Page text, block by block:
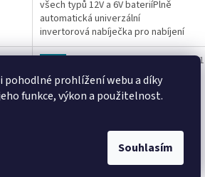
pohodlné prohlížení webu a díky
funkce, výkon a použitelnost.
Souhlasím
všech typů 12V a 6V bateriíPlně
automatická univerzální
invertorová nabíječka pro nabíjení
všech druhů 12V a 6V baterií
F01G00500001